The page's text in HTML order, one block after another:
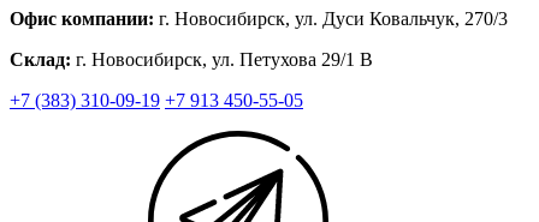
Офис компании: г. Новосибирск, ул. Дуси Ковальчук, 270/3
Склад: г. Новосибирск, ул. Петухова 29/1 В
+7 (383) 310-09-19 +7 913 450-55-05